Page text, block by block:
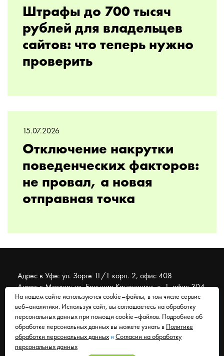
Штрафы до 700 тысяч
рублей для владельцев
сайтов: что теперь нужно
проверить
15.07.2026
Отключение накрутки
поведенческих факторов:
не провал, а новая
отправная точка
Адрес в Уфе: ул. Зорге 11/1 корп. 2, офис 408
Адрес в Москве: ул. Большие Каменщики, д. 1, офис 304
© 2007 - 2026 Муравейник. SEO-продвижение, реклама,
сайты. Находимся в Уфе, работаем со всем миром.
Согласие на обработку персональных данных
Политика обработки персональных данных
На нашем сайте используются cookie–файлы, в том числе сервис
веб–аналитики. Используя сайт, вы соглашаетесь на обработку
персональных данных при помощи cookie–файлов. Подробнее об
обработке персональных данных вы можете узнать в
Политике
обработки персональных данных и Согласии на обработку
персональных данных